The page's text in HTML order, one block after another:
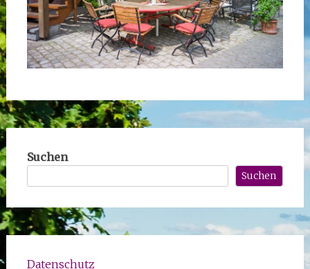
Suchen
Suchen
Datenschutz